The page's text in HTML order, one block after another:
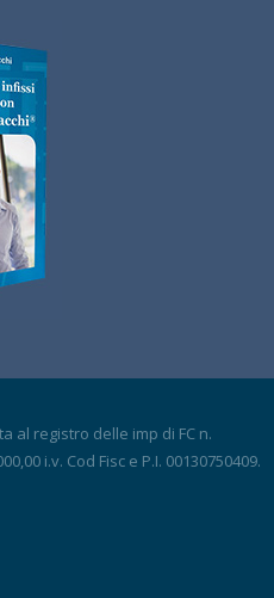
al registro delle imp di FC n.
i.v. Cod Fisc e P.I. 00130750409.